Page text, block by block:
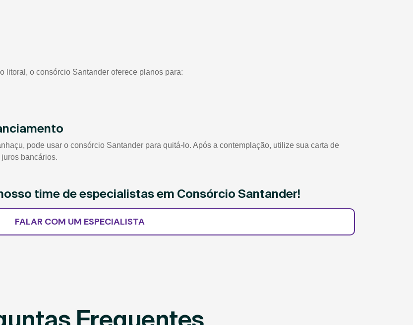
litoral, o consórcio Santander oferece planos para:
pode usar o consórcio Santander para quitá-lo. Após a contemplação, utilize sua carta de
bancários.
time de especialistas em Consórcio Santander!
FALAR COM UM ESPECIALISTA
Frequentes